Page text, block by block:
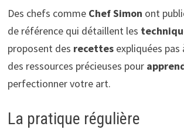
Des chefs comme Chef Simon ont
de référence qui détaillent les
proposent des recettesexpliquées pas
des ressources précieuses pour
perfectionner votre art.
La pratique régulière